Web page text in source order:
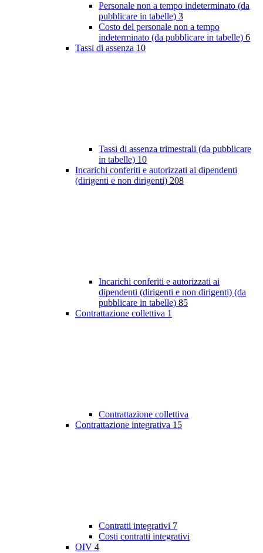
Personale non a tempo indeterminato (da
pubblicare in tabelle) 3
Costo del personale non a tempo
indeterminato (da pubblicare in tabelle) 6
Tassi di assenza 10
Tassi di assenza trimestrali (da pubblicare
in tabelle) 10
Incarichi conferiti e autorizzati ai dipendenti
(dirigenti e non dirigenti) 208
Incarichi conferiti e autorizzati ai
dipendenti (dirigenti e non dirigenti) (da
pubblicare in tabelle) 85
Contrattazione collettiva 1
Contrattazione collettiva
Contrattazione integrativa 15
Contratti integrativi 7
Costi contratti integrativi
OIV 4